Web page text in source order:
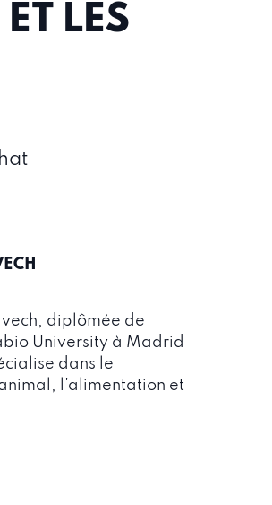
LES
diplômée de
University à Madrid
dans le
l'alimentation et